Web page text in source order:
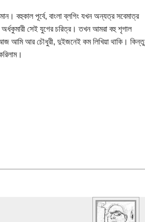
বহুকাল পূর্বে, বাংলা ব্লগিং যখন অন্যত্র সবেমাত্র
অর্ধকুমারী সেই যুগের চরিত্র। তখন আমরা বহু শৃগাল
আজ আমি আর চৌধুরী, দুইজনেই কম লিখিয়া থাকি। কিন্তু